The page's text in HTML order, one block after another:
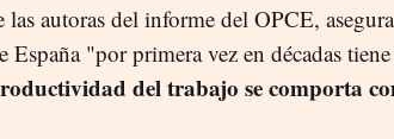
autoras del informe del OPCE,
"por primera vez en décadas
del trabajo se comporta